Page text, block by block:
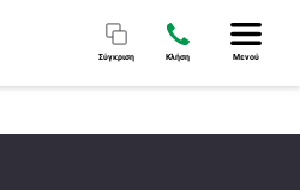
Μενού
Σύγκριση Κλήση